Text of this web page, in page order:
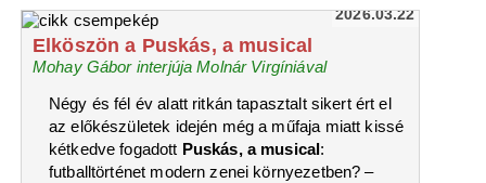
2026.03.22
Elköszön a Puskás, a musical
Mohay Gábor interjúja Molnár Virgíniával
Négy és fél év alatt ritkán tapasztalt sikert ért el
az előkészületek idején még a műfaja miatt kissé
kétkedve fogadott Puskás, a musical:
futballtörténet modern zenei környezetben? –